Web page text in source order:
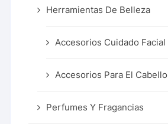
Herramientas De Belleza
Accesorios Cuidado Facial
Accesorios Para El Cabello
Perfumes Y Fragancias